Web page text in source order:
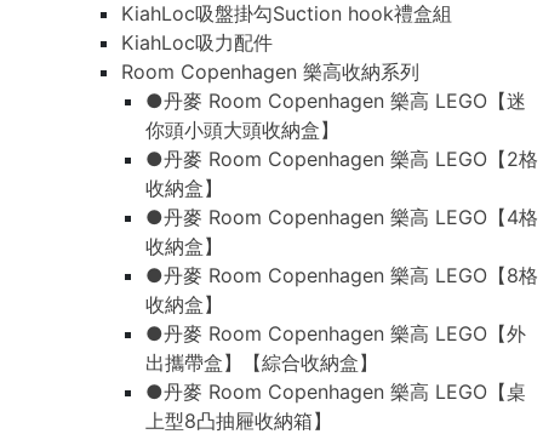
KiahLoc吸盤掛勾Suction hook禮盒組
KiahLoc吸力配件
Room Copenhagen 樂高收納系列
●丹麥 Room Copenhagen 樂高 LEGO【迷
你頭小頭大頭收納盒】
●丹麥 Room Copenhagen 樂高 LEGO【2格
收納盒】
●丹麥 Room Copenhagen 樂高 LEGO【4格
收納盒】
●丹麥 Room Copenhagen 樂高 LEGO【8格
收納盒】
●丹麥 Room Copenhagen 樂高 LEGO【外
出攜帶盒】【綜合收納盒】
●丹麥 Room Copenhagen 樂高 LEGO【桌
上型8凸抽屜收納箱】